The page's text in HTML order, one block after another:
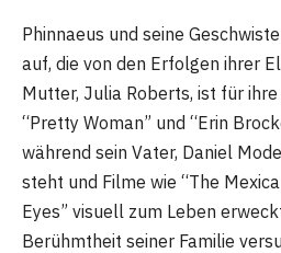
Phinnaeus und seine
auf, die von den Erfolgen ihrer
Mutter, Julia Roberts, ist für
“Pretty Woman” und “Erin
während sein Vater, Daniel
steht und Filme wie “The
Eyes” visuell zum Leben
Berühmtheit seiner Familie